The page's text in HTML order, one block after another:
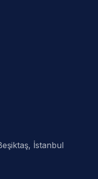
İstanbul